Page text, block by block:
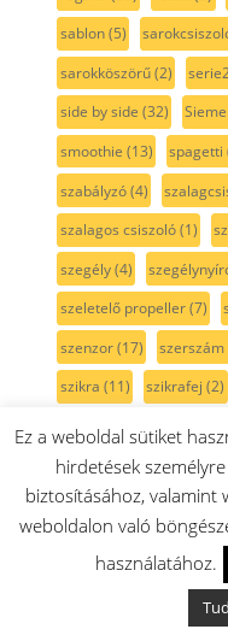
sablon(5)
sarokköszörű(2)
side by side (32)
smoothie (13) spagetti
szabályzó(4)
szalagos csiszoló(1)
szegély(4)
szeletelő propeller(7)
szenzor(17) szerszám
szikra (11) szikrafej (2)
szilikon(13) szilikonzsír
szivattyú(29)
szárítógép(106)
(4)
szíjfeszítő(3)
Ez a weboldal sütiket
hirdetések
biztosításához, valamint
weboldalon való
használatához.